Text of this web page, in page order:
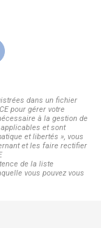
dans un fichier
pour gérer votre
à la gestion de
et sont
et libertés », vous
et les faire rectifier
de la liste
vous pouvez vous